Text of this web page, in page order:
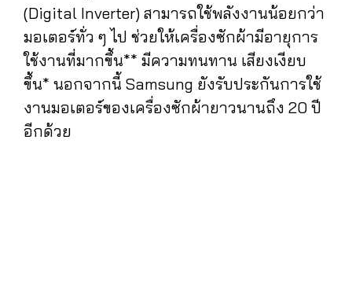
(Digital Inverter) สามารถใช้พลังงานน้อยกว่า
มอเตอร์ทั่ว ๆ ไป ช่วยให้เครื่องซักผ้ามีอายุการ
ใช้งานที่มากขึ้น** มีความทนทาน เสียงเงียบ
ขึ้น* นอกจากนี้ Samsung ยังรับประกันการใช้
งานมอเตอร์ของเครื่องซักผ้ายาวนานถึง 20 ปี
อีกด้วย